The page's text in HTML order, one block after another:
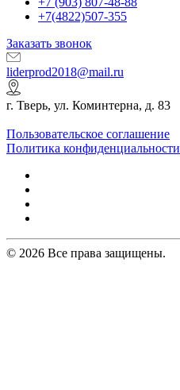
+7(4822)507-355
Заказать звонок
liderprod2018@mail.ru
г. Тверь, ул. Коминтерна, д. 83
Пользовательское соглашение
Политика конфиденциальности
© 2026 Все права защищены.